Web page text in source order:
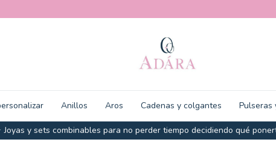
y sets combinables para no perder tiempo decidiendo qué ponerte
Anillos Aros Cadenas y colgantes Pulseras